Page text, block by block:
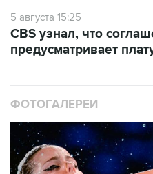
5 августа 15:25
CBS узнал, что
предусматривает
ФОТОГАЛЕРЕИ